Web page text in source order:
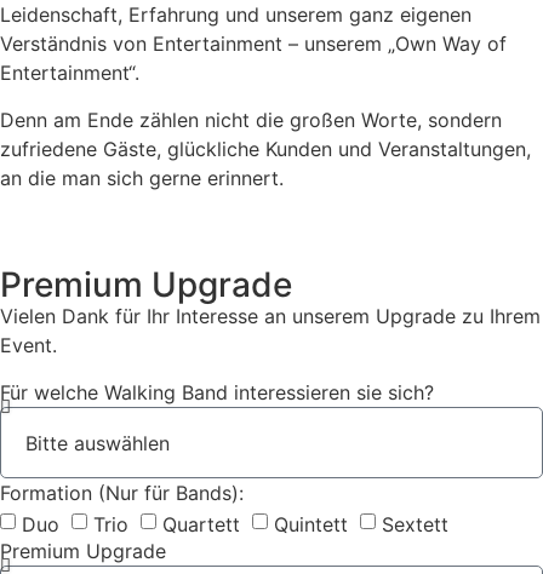
Leidenschaft, Erfahrung und unserem ganz eigenen
Verständnis von Entertainment – unserem „Own Way of
Entertainment“.
Denn am Ende zählen nicht die großen Worte, sondern
zufriedene Gäste, glückliche Kunden und Veranstaltungen,
an die man sich gerne erinnert.
Premium Upgrade
Vielen Dank für Ihr Interesse an unserem Upgrade zu Ihrem
Event.
Für welche Walking Band interessieren sie sich?
Formation (Nur für Bands):
Duo
Trio Quartett Quintett
Sextett
Premium Upgrade